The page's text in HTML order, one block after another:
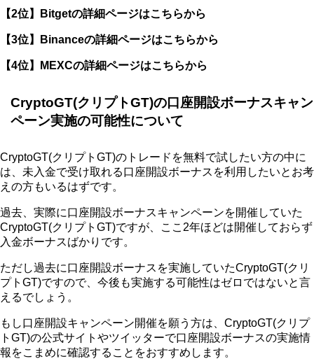
【2位】Bitgetの詳細ページはこちらから
【3位】Binanceの詳細ページはこちらから
【4位】MEXCの詳細ページはこちらから
CryptoGT(クリプトGT)の口座開設ボーナスキャン
ペーン実施の可能性について
CryptoGT(クリプトGT)のトレードを無料で試したい方の中に
は、未入金で受け取れる口座開設ボーナスを利用したいとお考
えの方もいるはずです。
過去、実際に口座開設ボーナスキャンペーンを開催していた
CryptoGT(クリプトGT)ですが、ここ2年ほどは開催しておらず
入金ボーナスばかりです。
ただし過去に口座開設ボーナスを実施していたCryptoGT(クリ
プトGT)ですので、今後も実施する可能性はゼロではないと言
えるでしょう。
もし口座開設キャンペーン開催を願う方は、CryptoGT(クリプ
トGT)の公式サイトやツイッターで口座開設ボーナスの実施情
報をこまめに確認することをおすすめします。